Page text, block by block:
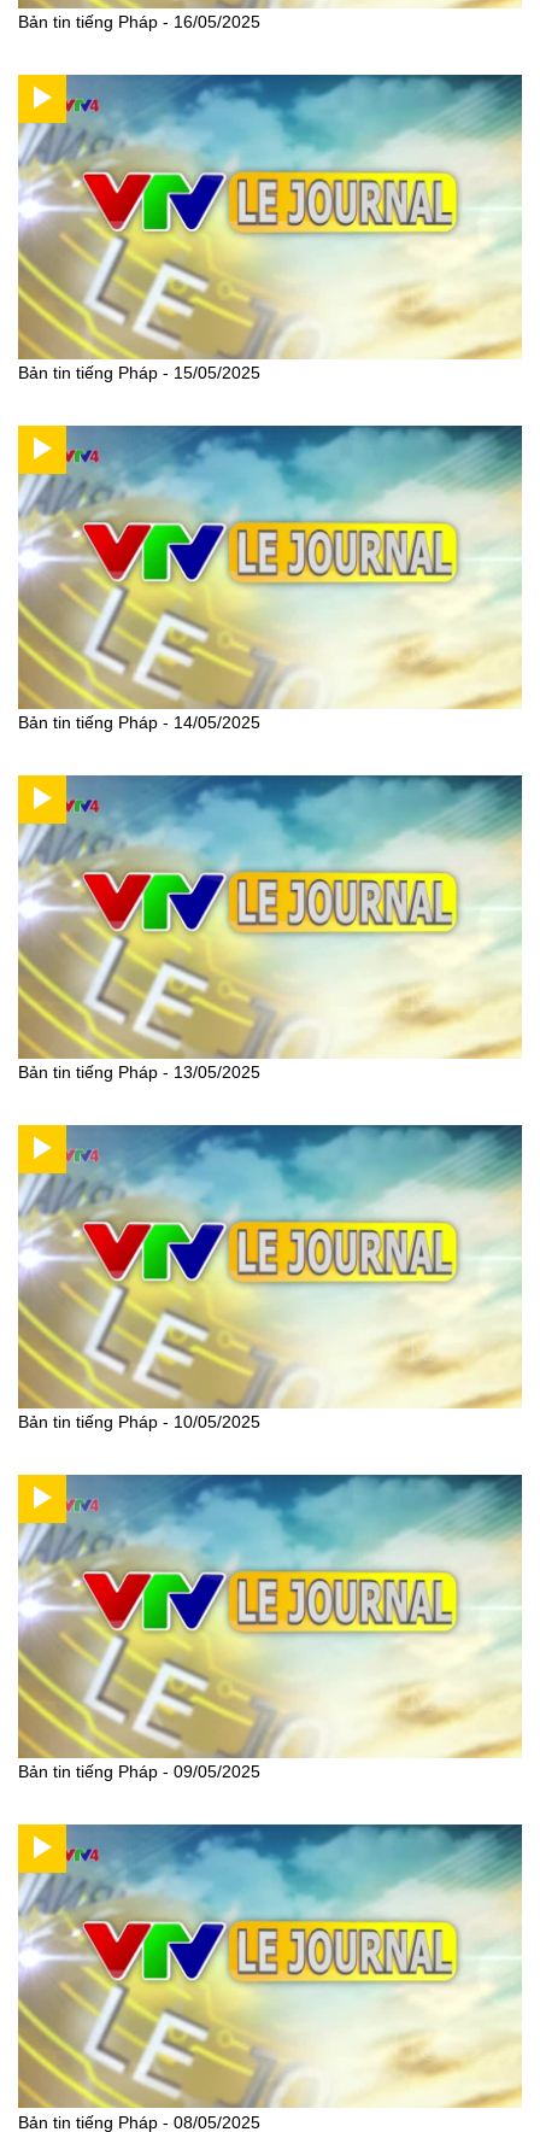
Bản tin tiếng Pháp - 16/05/2025
Bản tin tiếng Pháp - 15/05/2025
Bản tin tiếng Pháp - 14/05/2025
Bản tin tiếng Pháp - 13/05/2025
Bản tin tiếng Pháp - 10/05/2025
Bản tin tiếng Pháp - 09/05/2025
Bản tin tiếng Pháp - 08/05/2025